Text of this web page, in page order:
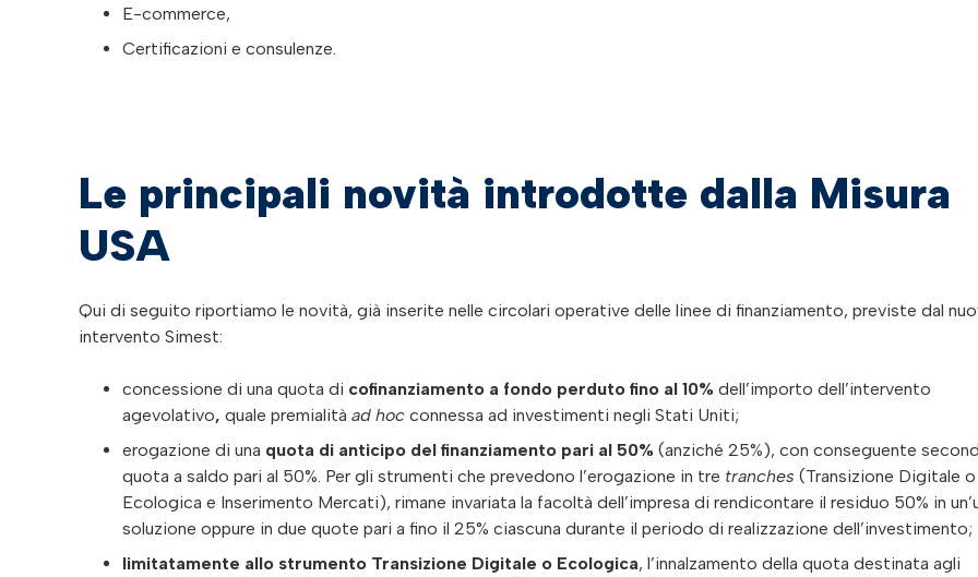
E-commerce,
Certificazioni e consulenze.
Le principali novità introdotte dalla Misura
USA
Qui di seguito riportiamo le novità, già inserite nelle circolari operative delle linee di finanziamento, previste dal
intervento Simest:
concessione di una quota di cofinanziamento a fondo perduto fino al 10% dell’importo dell’intervento
agevolativo, quale premialità ad hoc connessa ad investimenti negli Stati Uniti;
erogazione di una quota di anticipo del finanziamento pari al 50% (anziché 25%), con conseguente
quota a saldo pari al 50%. Per gli strumenti che prevedono l’erogazione in tre tranches (Transizione Digitale o
Ecologica e Inserimento Mercati), rimane invariata la facoltà dell’impresa di rendicontare il residuo 50% in
soluzione oppure in due quote pari a fino il 25% ciascuna durante il periodo di realizzazione dell’investimento;
limitatamente allo strumento Transizione Digitale o Ecologica, l’innalzamento della quota destinata agli